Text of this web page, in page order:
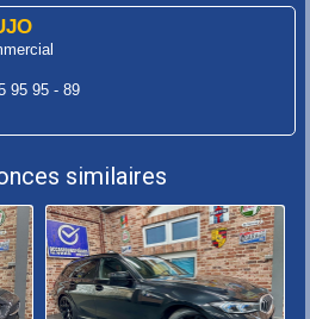
95 95 - 89
similaires